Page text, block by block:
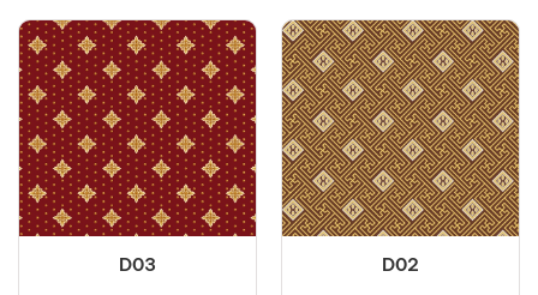
D03 D02